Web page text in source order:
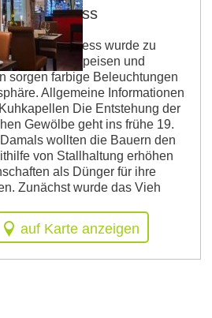
Spiess
Weingut Spiess wurde zu
Neben Speisen und
sorgen farbige Beleuchtungen
Allgemeine Informationen
Die Entstehung der
Gewölbe geht ins frühe 19.
wollten die Bauern den
von Stallhaltung erhöhen
als Dünger für ihre
Zunächst wurde das Vieh
auf Karte anzeigen